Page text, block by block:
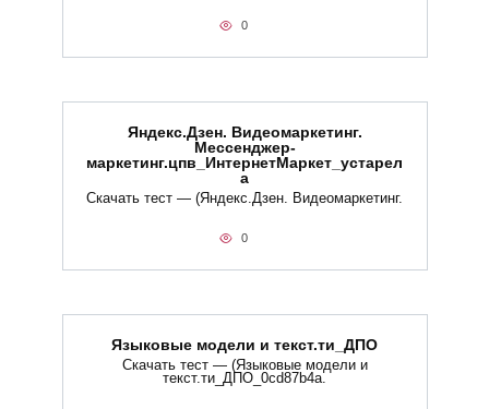
0
Яндекс.Дзен. Видеомаркетинг.
Мессенджер-
маркетинг.цпв_ИнтернетМаркет_устарел
а
Скачать тест — (Яндекс.Дзен. Видеомаркетинг.
0
Языковые модели и текст.ти_ДПО
Скачать тест — (Языковые модели и
текст.ти_ДПО_0cd87b4a.